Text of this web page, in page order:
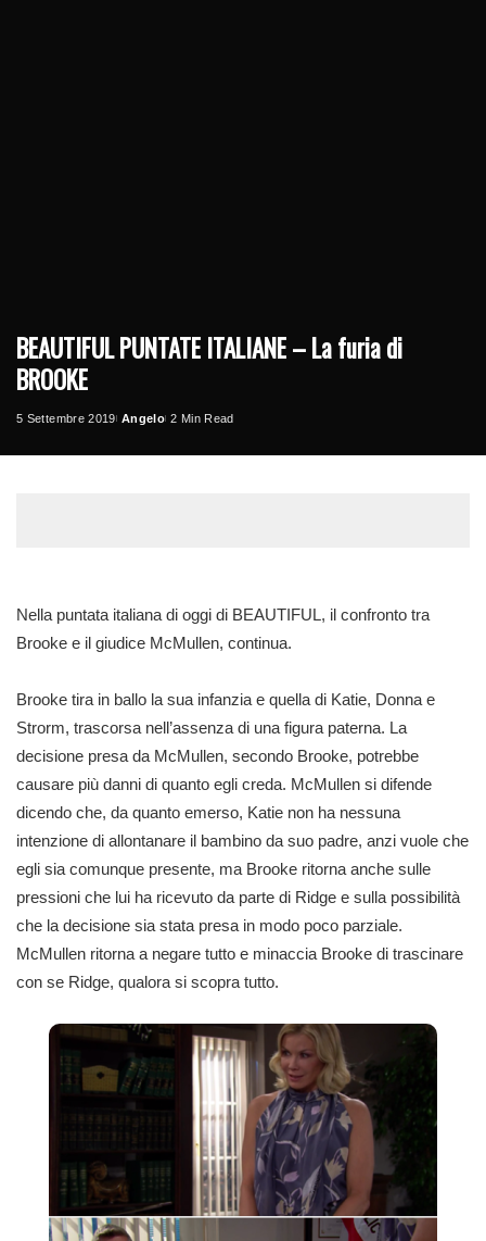
BEAUTIFUL PUNTATE ITALIANE – La furia di
BROOKE
5 Settembre 2019
Posted
Angelo 2 Min Read
Nella puntata italiana di oggi di BEAUTIFUL, il confronto tra
Brooke e il giudice McMullen, continua.
Brooke tira in ballo la sua infanzia e quella di Katie, Donna e
Strorm, trascorsa nell’assenza di una figura paterna. La
decisione presa da McMullen, secondo Brooke, potrebbe
causare più danni di quanto egli creda. McMullen si difende
dicendo che, da quanto emerso, Katie non ha nessuna
intenzione di allontanare il bambino da suo padre, anzi vuole che
egli sia comunque presente, ma Brooke ritorna anche sulle
pressioni che lui ha ricevuto da parte di Ridge e sulla possibilità
che la decisione sia stata presa in modo poco parziale.
McMullen ritorna a negare tutto e minaccia Brooke di trascinare
con se Ridge, qualora si scopra tutto.